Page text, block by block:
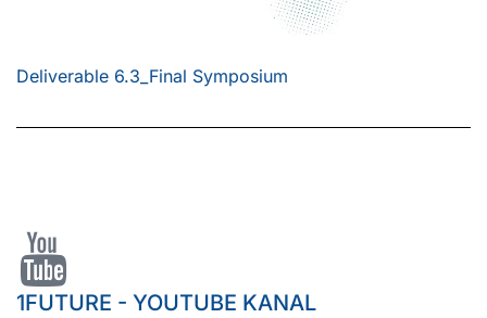
Deliverable 6.3_Final Symposium
1FUTURE - YOUTUBE KANAL